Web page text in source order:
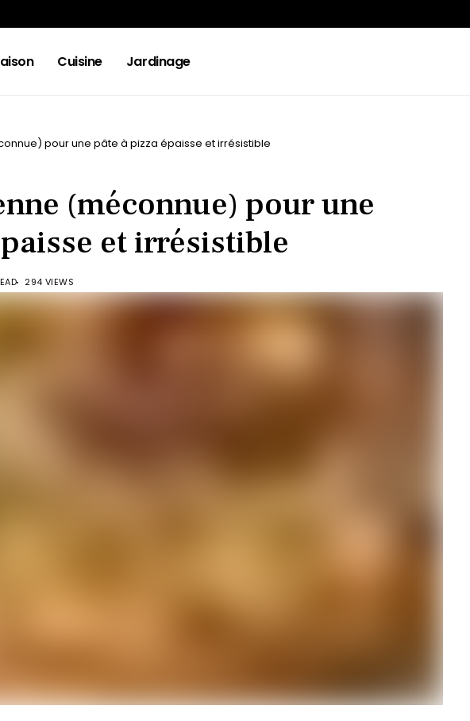
Cuisine Jardinage
pour une pâte à pizza épaisse et irrésistible
(méconnue) pour une
et irrésistible
294 VIEWS